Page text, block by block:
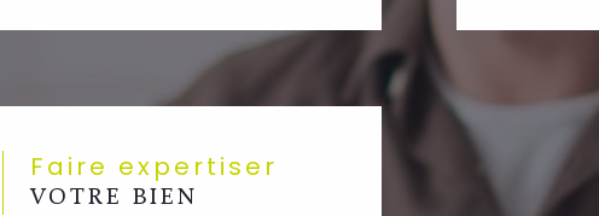
Faire expertiser
VOTRE BIEN